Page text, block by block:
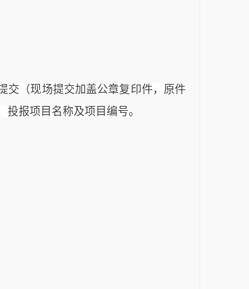
交（现场提交加盖公章复印件，原件
投报项目名称及项目编号。